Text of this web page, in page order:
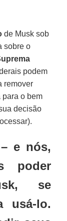
de Musk sob
sobre o
podem
remover
para o bem
decisão
e nós,
poder
se
usá-lo.